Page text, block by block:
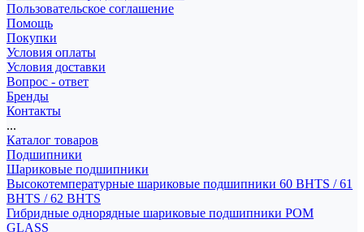
Пользовательское соглашение
Помощь
Покупки
Условия оплаты
Условия доставки
Вопрос - ответ
Бренды
Контакты
...
Каталог товаров
Подшипники
Шариковые подшипники
Высокотемпературные шариковые подшипники 60 BHTS / 61
BHTS / 62 BHTS
Гибридные однорядные шариковые подшипники POM
GLASS